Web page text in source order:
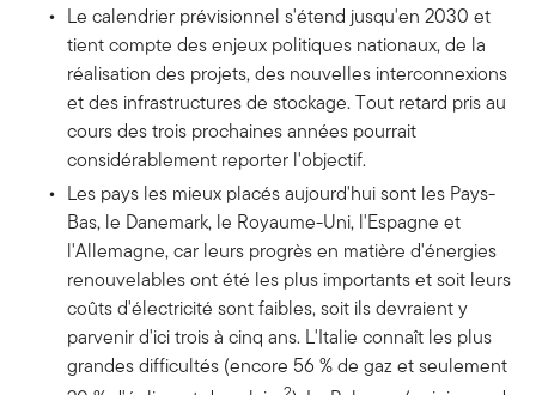
Le calendrier prévisionnel s'étend jusqu'en 2030 et
tient compte des enjeux politiques nationaux, de la
réalisation des projets, des nouvelles interconnexions
et des infrastructures de stockage. Tout retard pris au
cours des trois prochaines années pourrait
considérablement reporter l'objectif.
Les pays les mieux placés aujourd'hui sont les Pays-
Bas, le Danemark, le Royaume-Uni, l'Espagne et
l'Allemagne, car leurs progrès en matière d'énergies
renouvelables ont été les plus importants et soit leurs
coûts d'électricité sont faibles, soit ils devraient y
parvenir d'ici trois à cinq ans. L'Italie connaît les plus
grandes difficultés (encore 56 % de gaz et seulement